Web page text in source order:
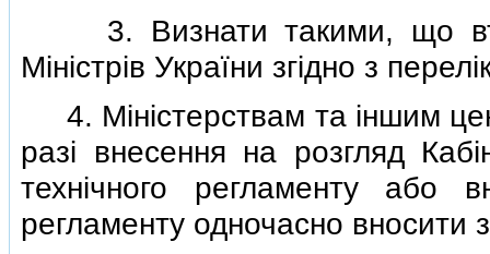
3. Визнати такими, що
Мiнiстрiв України згiдно з
4. Мiнiстерствам та iншим
разi внесення на розгляд
технiчного регламенту або
регламенту одночасно вносити